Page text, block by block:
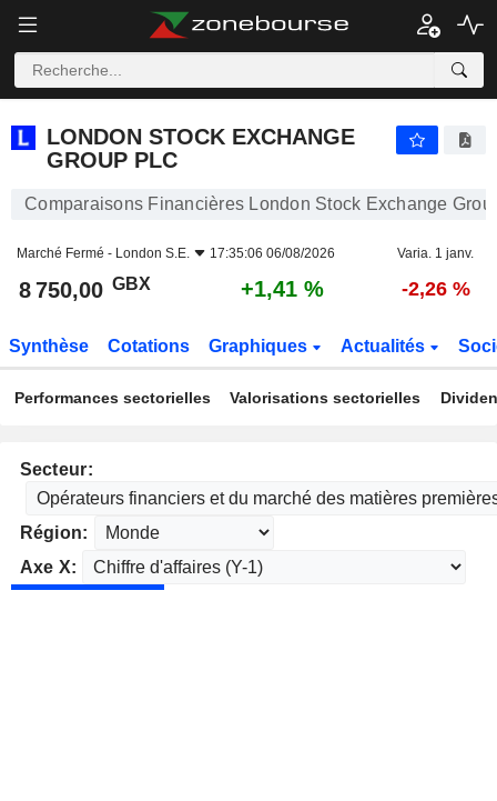
LONDON STOCK EXCHANGE
GROUP PLC
Comparaisons Financières London Stock Exchange
Marché Fermé - London S.E. 17:35:06 06/08/2026 Varia. 1 janv.
8 750,00 GBX +1,41 % -2,26 %
Synthèse Cotations Graphiques Actualités
Performances sectorielles Valorisations sectorielles
Secteur:
Région:
Axe X: